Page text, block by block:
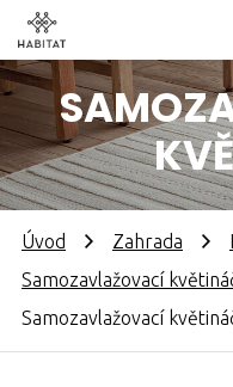
Úvod Zahrada
Samozavlažovací
Samozavlažovací